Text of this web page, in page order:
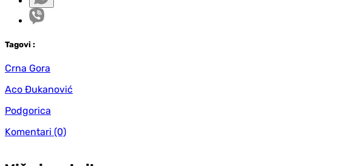
Tagovi :
Crna Gora
Aco Đukanović
Podgorica
Komentari (0)